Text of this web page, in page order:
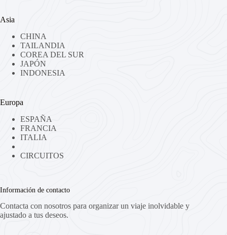
Asia
CHINA
TAILANDIA
COREA DEL SUR
JAPÓN
INDONESIA
Europa
ESPAÑA
FRANCIA
ITALIA
CIRCUITOS
Información de contacto
Contacta con nosotros para organizar un viaje inolvidable y
ajustado a tus deseos.